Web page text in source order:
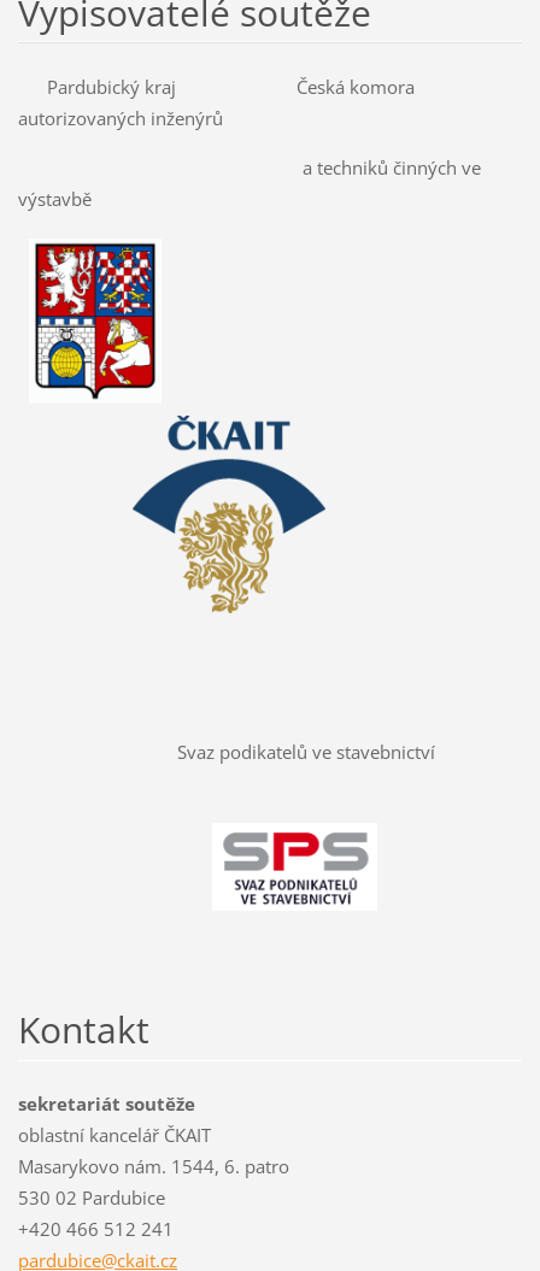
Vypisovatelé soutěže
Pardubický kraj Česká komora
autorizovaných inženýrů
a techniků činných ve
výstavbě
Svaz podikatelů ve stavebnictví
Kontakt
sekretariát soutěže
oblastní kancelář ČKAIT
Masarykovo nám. 1544, 6. patro
530 02 Pardubice
+420 466 512 241
pardubice@ckait.cz